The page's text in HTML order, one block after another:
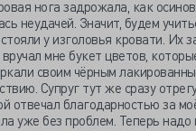
нога задрожала, как
неудачей. Значит, будем
у изголовья кровати. Их
мне букет цветов,
своим чёрным
Супруг тут же сразу
отвечал благодарностью за
уже без проблем. Теперь надо